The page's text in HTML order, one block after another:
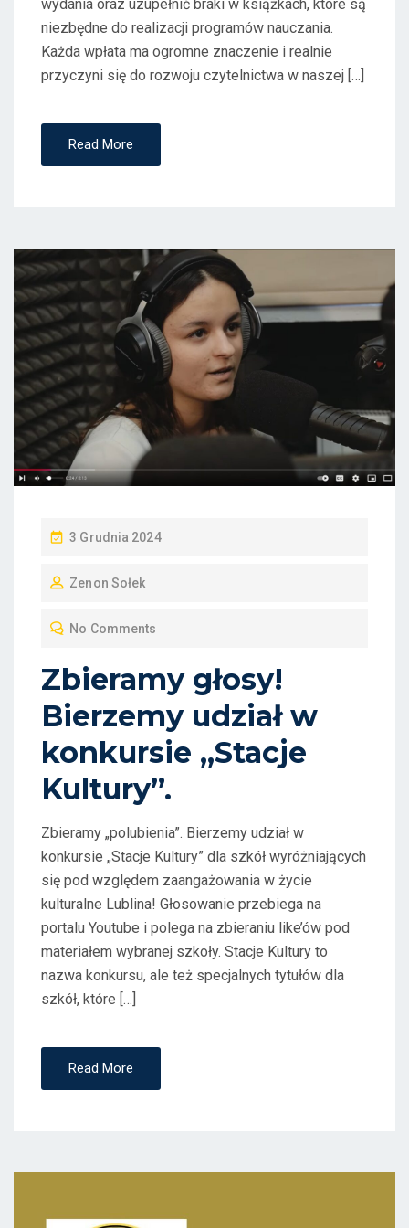
wydania oraz uzupełnić braki w książkach, które są
niezbędne do realizacji programów nauczania.
Każda wpłata ma ogromne znaczenie i realnie
przyczyni się do rozwoju czytelnictwa w naszej […]
Read More
P
S
O
N
3 Grudnia 2024
Zenon Sołek
No Comments
Zbieramy głosy!
Bierzemy udział w
konkursie „Stacje
Kultury”.
Zbieramy „polubienia”. Bierzemy udział w
konkursie „Stacje Kultury” dla szkół wyróżniających
się pod względem zaangażowania w życie
kulturalne Lublina! Głosowanie przebiega na
portalu Youtube i polega na zbieraniu like’ów pod
materiałem wybranej szkoły. Stacje Kultury to
nazwa konkursu, ale też specjalnych tytułów dla
szkół, które […]
Read More